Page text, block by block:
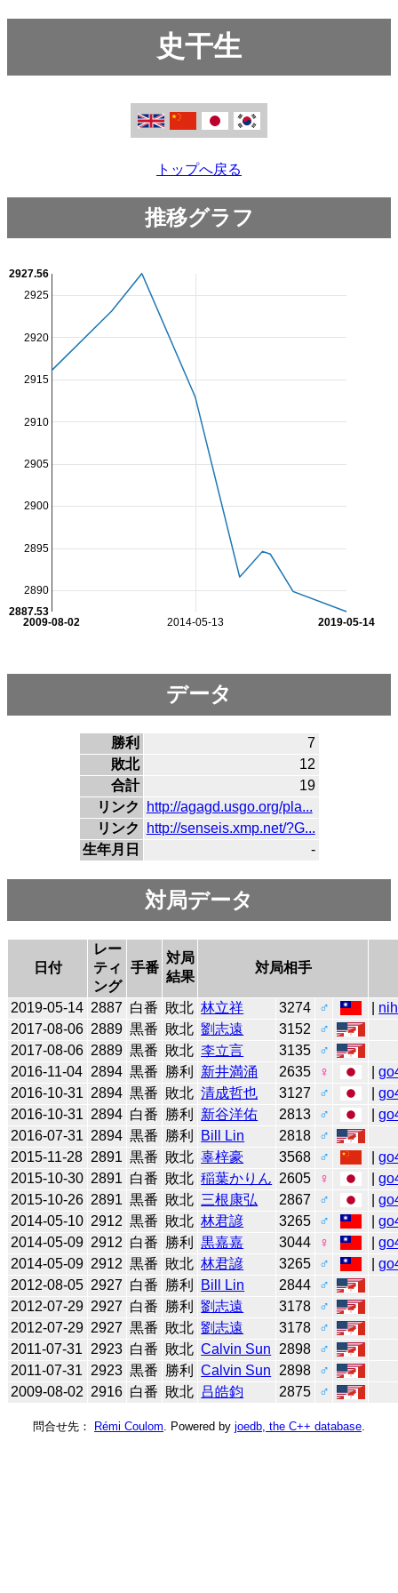
史干生
トップへ戻る
推移グラフ
2014-05-13
2009-08-02 2019-05-14
2890
2895
2900
2905
2910
2915
2920
2925
2887.53
2927.56
データ
勝利
7
敗北
12
合計
19
リンク
http://agagd.usgo.org/pla...
リンク
http://senseis.xmp.net/?G...
生年月日
-
対局データ
日付
レー
ティ
ング
手番
対局
結果
対局相手
2019-05-14 2887 白番 敗北 林立祥 3274 ♂
2017-08-06 2889 黒番 敗北 劉志遠 3152
♂
2017-08-06 2889 黒番 敗北 李立言 3135
♂
2016-11-04 2894 黒番 勝利 新井満涌 2635 ♀ |
2016-10-31 2894 黒番 敗北 清成哲也 3127 ♂ |
2016-10-31 2894 白番 勝利 新谷洋佑 2813 ♂ |
2016-07-31 2894 黒番 勝利 Bill Lin 2818
♂
2015-11-28 2891 黒番 敗北 辜梓豪 3568 ♂ |
2015-10-30 2891 白番 敗北 稲葉かりん 2605 ♀ |
2015-10-26 2891 黒番 敗北 三根康弘 2867 ♂ |
2014-05-10 2912 黒番 敗北 林君諺 3265 ♂ |
2014-05-09 2912 白番 勝利 黒嘉嘉 3044 ♀ |
2014-05-09 2912 黒番 敗北 林君諺 3265 ♂ |
2012-08-05 2927 白番 勝利 Bill Lin 2844
♂
2012-07-29 2927 白番 勝利 劉志遠 3178
♂
2012-07-29 2927 黒番 敗北 劉志遠 3178
♂
2011-07-31
2923 白番 敗北 Calvin Sun 2898
♂
2011-07-31
2923 黒番 勝利 Calvin Sun 2898
♂
2009-08-02 2916 白番 敗北 吕皓鈞 2875 ♂
問合せ先： Rémi Coulom . Powered by joedb, the C++ database